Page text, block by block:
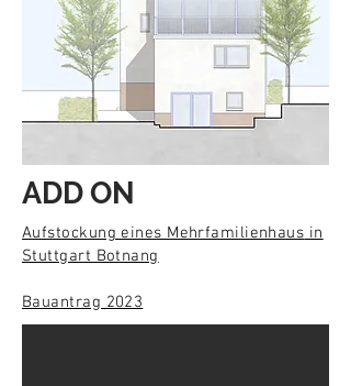
ADD ON
Aufstockung eines Mehrfamilienhaus ​ in
Stuttgart Botnang
Bauantrag 2023